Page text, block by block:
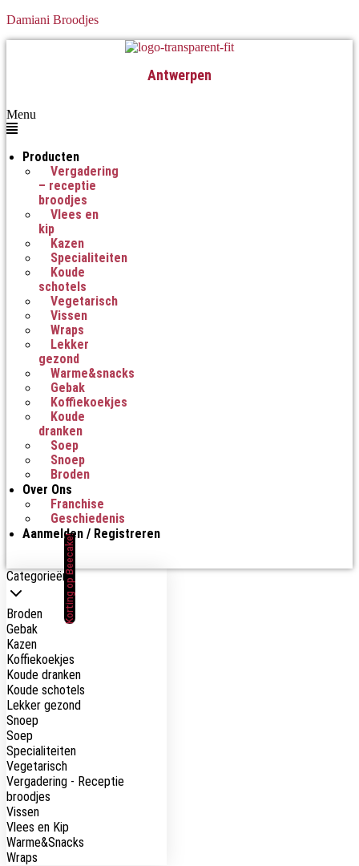
Damiani Broodjes
Antwerpen
Menu
Producten
Vergadering
– receptie
broodjes
Vlees en
kip
Kazen
Specialiteiten
Koude
schotels
Vegetarisch
Vissen
Wraps
Lekker
gezond
Warme&snacks
Gebak
Koffiekoekjes
Koude
dranken
Soep
Snoep
Broden
Over Ons
Franchise
Geschiedenis
Aanmelden / Registreren
Korting op Beecake!
Categorieën
Broden
Gebak
Kazen
Koffiekoekjes
Koude dranken
Koude schotels
Lekker gezond
Snoep
Soep
Specialiteiten
Vegetarisch
Vergadering - Receptie
broodjes
Vissen
Vlees en Kip
Warme&Snacks
Wraps